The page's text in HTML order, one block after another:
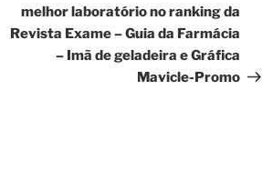
melhor laboratório no ranking da
Revista Exame – Guia da Farmácia
– Imã de geladeira e Gráfica
Mavicle-Promo